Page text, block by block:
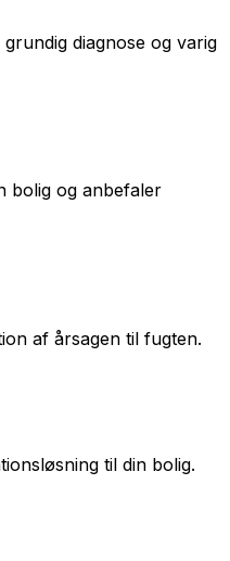
diagnose og varig
bolig og anbefaler
af årsagen til fugten.
til din bolig.